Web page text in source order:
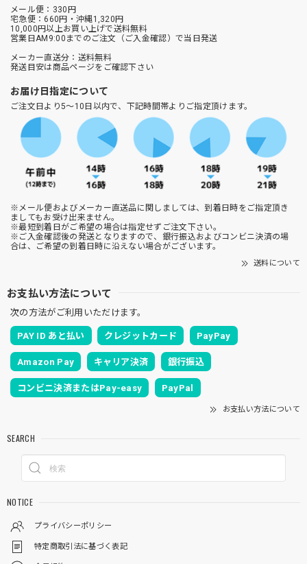
メール便：330円
宅急便：660円・沖縄1,320円
10,000円以上お買い上げで送料無料
営業日AM9:00までのご注文（ご入金確認）で当日発送
メーカー直送分：送料無料
発送目安は商品ページをご確認下さい
お届け日指定について
ご注文日より5～10日以内で、下記時間帯よりご指定頂けます。
※メール便およびメーカー直送品に関しましては、到着日時をご指定頂き
ましてもお受け出来ません。
※最短到着日がご希望の場合は指定せずご注文下さい。
※ご入金確認後の発送となりますので、銀行振込およびコンビニ決済の場
合は、ご希望の到着日時に沿えない場合がございます。
送料について
お支払い方法について
次の方法がご利用いただけます。
PAY ID あと払い クレジットカード PayPay
Amazon Pay キャリア決済 銀行振込
コンビニ決済またはPay-easy PayPal
お支払い方法について
SEARCH
NOTICE
プライバシーポリシー
特定商取引法に基づく表記